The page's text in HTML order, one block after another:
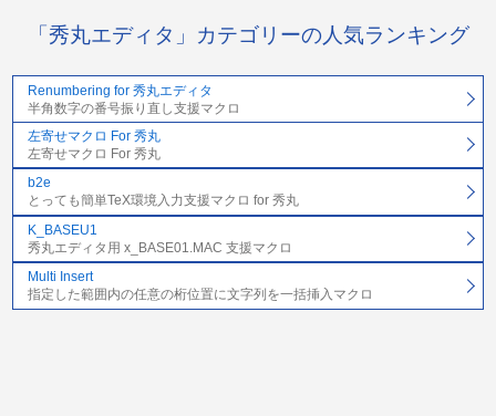
「秀丸エディタ」カテゴリーの人気ランキング
Renumbering for 秀丸エディタ
半角数字の番号振り直し支援マクロ
左寄せマクロ For 秀丸
左寄せマクロ For 秀丸
b2e
とっても簡単TeX環境入力支援マクロ for 秀丸
K_BASEU1
秀丸エディタ用 x_BASE01.MAC 支援マクロ
Multi Insert
指定した範囲内の任意の桁位置に文字列を一括挿入マクロ